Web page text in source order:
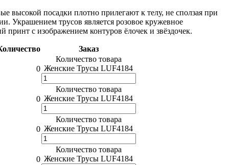
высокой посадки плотно прилегают к телу, не сползая при
Украшением трусов является розовое кружевное
принт с изображением контуров ёлочек и звёздочек.
Заказ
0
Количество товара
Женские Трусы LUF4184
0
Количество товара
Женские Трусы LUF4184
0
Количество товара
Женские Трусы LUF4184
0
Количество товара
Женские Трусы LUF4184